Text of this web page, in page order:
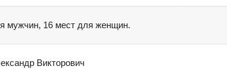
мужчин, 16 мест для женщин.
Викторович